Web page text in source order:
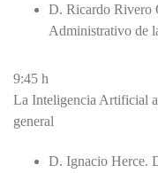
D. Ricardo Rivero
Administrativo de
9:45 h
La Inteligencia Artificial
general
D. Ignacio Herce.